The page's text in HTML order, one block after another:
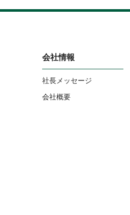
会社情報
社長メッセージ
会社概要